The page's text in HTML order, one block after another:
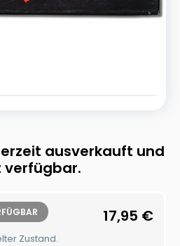
ausverkauft und
verfügbar.
Zustand.
17,95 €